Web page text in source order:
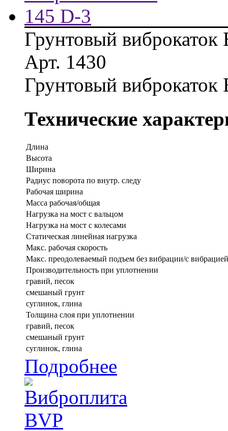
Грунтовый
Арт. 1430
Грунтовый
Технические
Длина
Высота
Ширина
Радиус поворота по внутр. следу
Рабочая ширина
Масса рабочая/общая
Нагрузка на мост с вальцом
Нагрузка на мост с колесами
Статическая линейная нагрузка
Макс. рабочая скорость
Макс. преодолеваемый подъем без вибрации/с вибрацией
Производительность при уплотнении
гравий, песок
смешаный грунт
суглинок, глина
Толщина слоя при уплотнении
гравий, песок
смешаный грунт
суглинок, глина
Подробнее